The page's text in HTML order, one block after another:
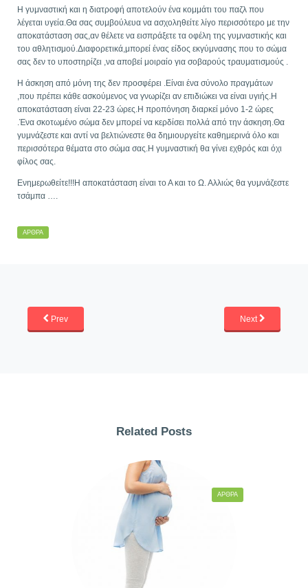
Η γυμναστική και η διατροφή αποτελούν ένα κομμάτι του παζλ που
λέγεται υγεία.Θα σας συμβούλευα να ασχοληθείτε λίγο περισσότερο με την
αποκατάσταση σας,αν θέλετε να εισπράξετε τα οφέλη της γυμναστικής και
του αθλητισμού.Διαφορετικά,μπορεί ένας είδος εκγύμνασης που το σώμα
σας δεν το υποστηρίζει ,να αποβεί μοιραίο για σοβαρούς τραυματισμούς .
Η άσκηση από μόνη της δεν προσφέρει .Είναι ένα σύνολο πραγμάτων
,που πρέπει κάθε ασκούμενος να γνωρίζει αν επιδιώκει να είναι υγιής.Η
αποκατάσταση είναι 22-23 ώρες.Η προπόνηση διαρκεί μόνο 1-2 ώρες
.Ένα σκοτωμένο σώμα δεν μπορεί να κερδίσει πολλά από την άσκηση.Θα
γυμνάζεστε και αντί να βελτιώνεστε θα δημιουργείτε καθημερινά όλο και
περισσότερα θέματα στο σώμα σας.Η γυμναστική θα γίνει εχθρός και όχι
φίλος σας.
Ενημερωθείτε!!!Η αποκατάσταση είναι το Α και το Ω. Αλλιώς θα γυμνάζεστε
τσάμπα ….
ΆΡΘΡΑ
Prev Next
Related Posts
ΆΡΘΡΑ